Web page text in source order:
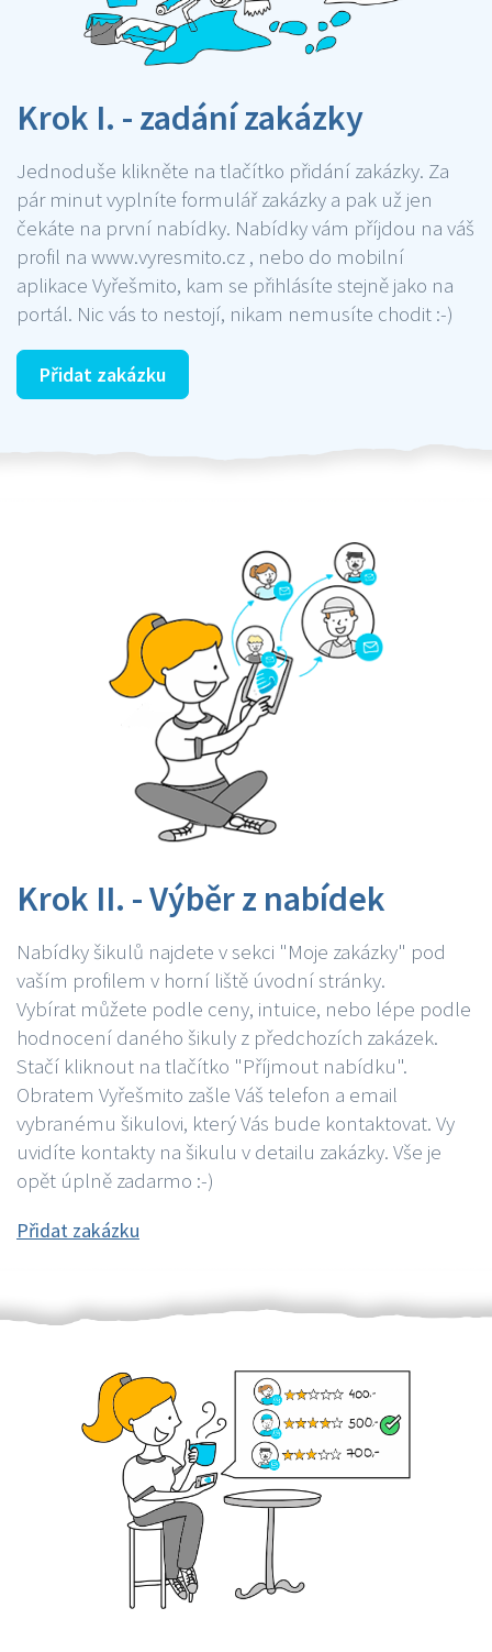
Krok I. - zadání zakázky
Jednoduše klikněte na tlačítko přidání zakázky. Za
pár minut vyplníte formulář zakázky a pak už jen
čekáte na první nabídky. Nabídky vám příjdou na váš
profil na www.vyresmito.cz , nebo do mobilní
aplikace Vyřešmito, kam se přihlásíte stejně jako na
portál. Nic vás to nestojí, nikam nemusíte chodit :-)
Přidat zakázku
Krok II. - Výběr z nabídek
Nabídky šikulů najdete v sekci "Moje zakázky" pod
vaším profilem v horní liště úvodní stránky.
Vybírat můžete podle ceny, intuice, nebo lépe podle
hodnocení daného šikuly z předchozích zakázek.
Stačí kliknout na tlačítko "Příjmout nabídku".
Obratem Vyřešmito zašle Váš telefon a email
vybranému šikulovi, který Vás bude kontaktovat. Vy
uvidíte kontakty na šikulu v detailu zakázky. Vše je
opět úplně zadarmo :-)
Přidat zakázku